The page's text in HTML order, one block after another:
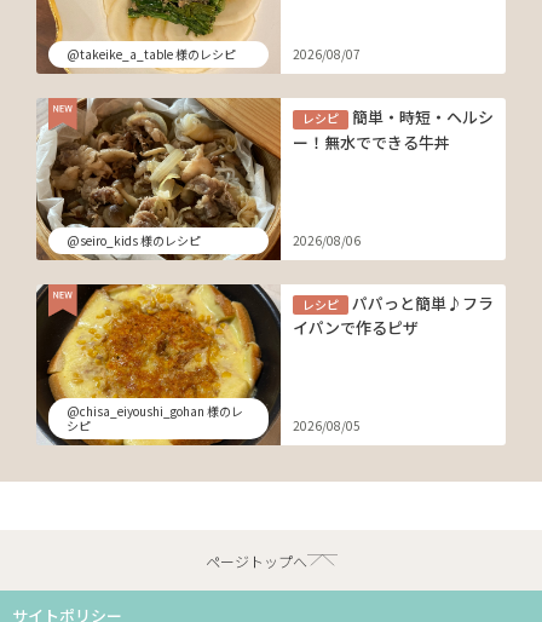
@takeike_a_table 様のレシピ 2026/08/07
@seiro_kids 様のレシピ
レシピ
簡単・時短・ヘルシ
ー！無水でできる牛丼
2026/08/06
@chisa_eiyoushi_gohan 様のレ
シピ
レシピ
パパっと簡単♪フラ
イパンで作るピザ
2026/08/05
ページトップへ
サイトポリシー